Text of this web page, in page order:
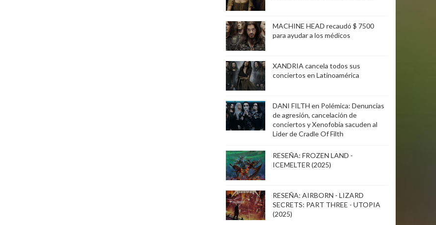
MACHINE HEAD recaudó $ 7500
para ayudar a los médicos
XANDRIA cancela todos sus
conciertos en Latinoamérica
DANI FILTH en Polémica: Denuncias
de agresión, cancelación de
conciertos y Xenofobia sacuden al
Lider de Cradle Of Filth
RESEÑA: FROZEN LAND -
ICEMELTER (2025)
RESEÑA: AIRBORN - LIZARD
SECRETS: PART THREE - UTOPIA
(2025)